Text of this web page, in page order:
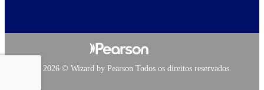
Copyright 2026 © Wizard by Pearson Todos os direitos reservados.